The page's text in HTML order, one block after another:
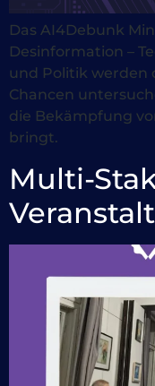
Das AI4Debunk
Desinformation –
und Politik werden
Chancen
die Bekämpfung
bringt.
Multi-